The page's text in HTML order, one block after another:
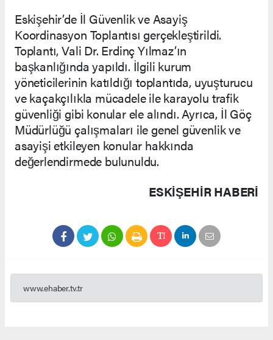
Eskişehir’de İl Güvenlik ve Asayiş
Koordinasyon Toplantısı gerçekleştirildi.
Toplantı, Vali Dr. Erdinç Yılmaz’ın
başkanlığında yapıldı. İlgili kurum
yöneticilerinin katıldığı toplantıda, uyuşturucu
ve kaçakçılıkla mücadele ile karayolu trafik
güvenliği gibi konular ele alındı. Ayrıca, İl Göç
Müdürlüğü çalışmaları ile genel güvenlik ve
asayişi etkileyen konular hakkında
değerlendirmede bulunuldu.
ESKIŞEHIR HABERİ
www.ehaber.tv.tr